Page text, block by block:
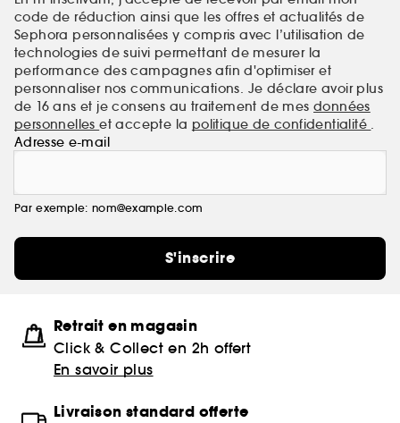
équipes hautement qualifiées et mènent des
protocoles rigoureux pour garantir des produits
innovants, efficaces et sûrs. Les soins Ducray sont
reconnus et prescrits par les professionnels de santé.
code de réduction ainsi que les offres et actualités de
Sephora personnalisées y compris avec l’utilisation de
technologies de suivi permettant de mesurer la
performance des campagnes afin d'optimiser et
personnaliser nos communications. Je déclare avoir plus
de 16 ans et je consens au traitement de mes données
personnelleset accepte la politique de confidentialité .
Adresse e-mail
Par exemple: nom@example.com
S'inscrire
Retrait en magasin
Click & Collect en 2h offert
En savoir plus
Livraison standard offerte